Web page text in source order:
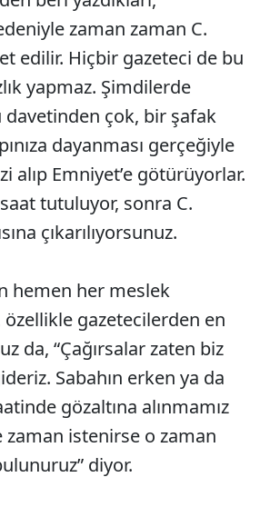
zaman zaman C.
edilir. Hiçbir gazeteci de bu
yapmaz. Şimdilerde
davetinden çok, bir şafak
dayanması gerçeğiyle
alıp Emniyet’e götürüyorlar.
tutuluyor, sonra C.
çıkarılıyorsunuz.
hemen her meslek
gazetecilerden en
da, “Çağırsalar zaten biz
Sabahın erken ya da
gözaltına alınmamız
istenirse o zaman
diyor.